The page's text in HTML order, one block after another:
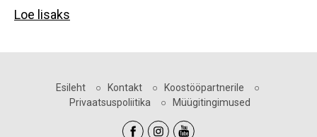
Loe lisaks
Esileht○ Kontakt○ Koostööpartnerile ○
Privaatsuspoliitika
○ Müügitingimused